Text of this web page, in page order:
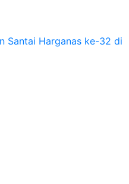
Santai Harganas ke-32 di